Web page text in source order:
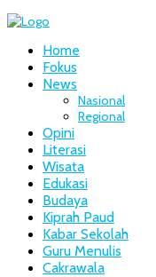
Home
Fokus
News
Nasional
Regional
Opini
Literasi
Wisata
Edukasi
Budaya
Kiprah Paud
Kabar Sekolah
Guru Menulis
Cakrawala